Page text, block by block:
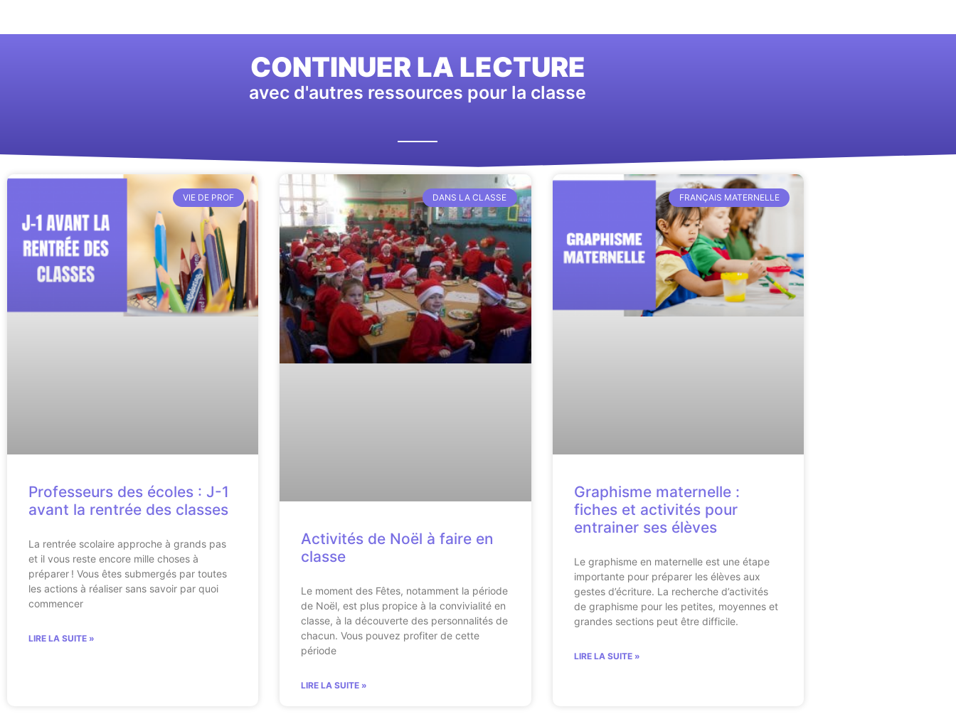
CONTINUER LA LECTURE
avec d'autres ressources pour la classe
VIE DE PROF
Professeurs des écoles : J-1
avant la rentrée des classes
La rentrée scolaire approche à grands pas
et il vous reste encore mille choses à
préparer ! Vous êtes submergés par toutes
les actions à réaliser sans savoir par quoi
commencer
LIRE LA SUITE »
DANS LA CLASSE
Activités de Noël à faire en
classe
Le moment des Fêtes, notamment la période
de Noël, est plus propice à la convivialité en
classe, à la découverte des personnalités de
chacun. Vous pouvez profiter de cette
période
LIRE LA SUITE »
FRANÇAIS MATERNELLE
Graphisme maternelle :
fiches et activités pour
entrainer ses élèves
Le graphisme en maternelle est une étape
importante pour préparer les élèves aux
gestes d’écriture. La recherche d’activités
de graphisme pour les petites, moyennes et
grandes sections peut être difficile.
LIRE LA SUITE »